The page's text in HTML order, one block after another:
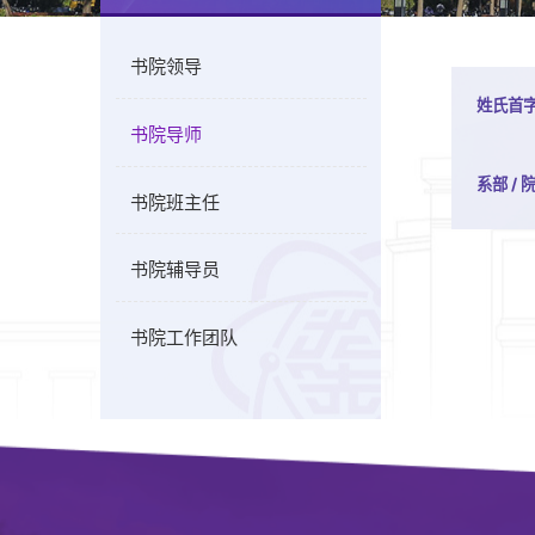
书院领导
书院导师
书院班主任
书院辅导员
书院工作团队
姓氏首
系部 /